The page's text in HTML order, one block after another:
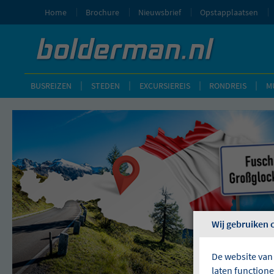
BUSREIZEN STEDEN EXCURSIEREIS RONDREIS
Home Brochure Nieuwsbrief Opstapplaatsen
Wij gebruiken
De website
laten